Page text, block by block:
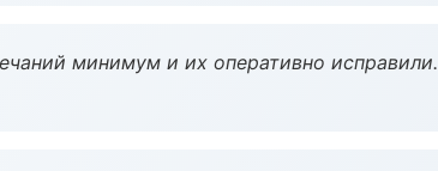
минимум и их оперативно исправили.